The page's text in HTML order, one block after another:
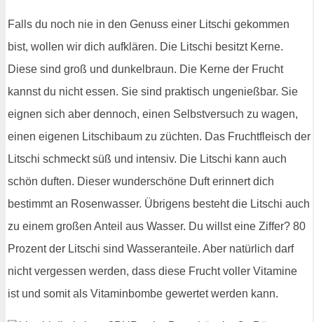
Falls du noch nie in den Genuss einer Litschi gekommen
bist, wollen wir dich aufklären. Die Litschi besitzt Kerne.
Diese sind groß und dunkelbraun. Die Kerne der Frucht
kannst du nicht essen. Sie sind praktisch ungenießbar. Sie
eignen sich aber dennoch, einen Selbstversuch zu wagen,
einen eigenen Litschibaum zu züchten. Das Fruchtfleisch der
Litschi schmeckt süß und intensiv. Die Litschi kann auch
schön duften. Dieser wunderschöne Duft erinnert dich
bestimmt an Rosenwasser. Übrigens besteht die Litschi auch
zu einem großen Anteil aus Wasser. Du willst eine Ziffer? 80
Prozent der Litschi sind Wasseranteile. Aber natürlich darf
nicht vergessen werden, dass diese Frucht voller Vitamine
ist und somit als Vitaminbombe gewertet werden kann.